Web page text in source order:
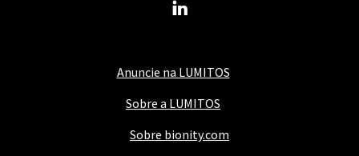
Anuncie na LUMITOS
Sobre a LUMITOS
Sobre bionity.com